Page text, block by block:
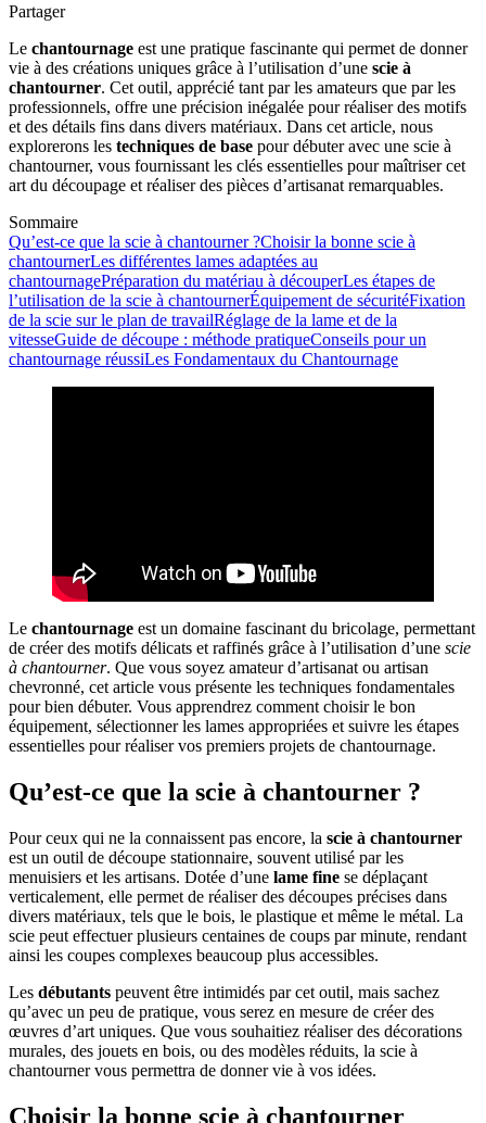
Partager
Le chantournage est une pratique fascinante qui permet de donner
vie à des créations uniques grâce à l’utilisation d’une scie à
chantourner. Cet outil, apprécié tant par les amateurs que par les
professionnels, offre une précision inégalée pour réaliser des motifs
et des détails fins dans divers matériaux. Dans cet article, nous
explorerons les techniques de base pour débuter avec une scie à
chantourner, vous fournissant les clés essentielles pour maîtriser cet
art du découpage et réaliser des pièces d’artisanat remarquables.
Sommaire
Qu’est-ce que la scie à chantourner ?Choisir la bonne scie à
chantournerLes différentes lames adaptées au
chantournagePréparation du matériau à découperLes étapes de
l’utilisation de la scie à chantournerÉquipement de sécuritéFixation
de la scie sur le plan de travailRéglage de la lame et de la
vitesseGuide de découpe : méthode pratiqueConseils pour un
chantournage réussiLes Fondamentaux du Chantournage
Le chantournage est un domaine fascinant du bricolage, permettant
de créer des motifs délicats et raffinés grâce à l’utilisation d’une scie
à chantourner. Que vous soyez amateur d’artisanat ou artisan
chevronné, cet article vous présente les techniques fondamentales
pour bien débuter. Vous apprendrez comment choisir le bon
équipement, sélectionner les lames appropriées et suivre les étapes
essentielles pour réaliser vos premiers projets de chantournage.
Qu’est-ce que la scie à chantourner ?
Pour ceux qui ne la connaissent pas encore, la scie à chantourner
est un outil de découpe stationnaire, souvent utilisé par les
menuisiers et les artisans. Dotée d’une lame fine se déplaçant
verticalement, elle permet de réaliser des découpes précises dans
divers matériaux, tels que le bois, le plastique et même le métal. La
scie peut effectuer plusieurs centaines de coups par minute, rendant
ainsi les coupes complexes beaucoup plus accessibles.
Les débutants peuvent être intimidés par cet outil, mais sachez
qu’avec un peu de pratique, vous serez en mesure de créer des
œuvres d’art uniques. Que vous souhaitiez réaliser des décorations
murales, des jouets en bois, ou des modèles réduits, la scie à
chantourner vous permettra de donner vie à vos idées.
Choisir la bonne scie à chantourner